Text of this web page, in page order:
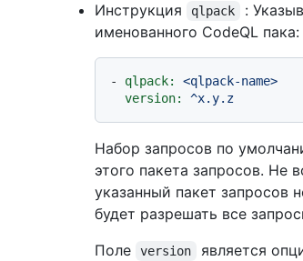
Инструкция
qlpack
:
именованного CodeQL пака:
- qlpack:
<qlpack-name>
version:
^x.y.z
Набор запросов по
этого пакета запросов. Не
указанный пакет запросов
будет разрешать все
Поле
version
является